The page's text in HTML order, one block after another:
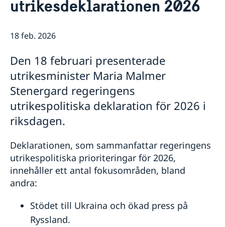
Ambassadens personal
Lediga tjänster
Så stöttar vi svenska företag
Team Sweden
Svenska företag i Italien
Anmäl handelshinder
Nyheter
Ambassadens sociala medier
Sverige i Italien
Svenska skolor och kyrkor i Italien
Nordiska föreningar
Svenska Rominstitutet
Språkskolor och universitet i Italien
Villa San Michele
Länkar
utrikesdeklarationen 2026
18 feb. 2026
Den 18 februari presenterade
utrikesminister Maria Malmer
Stenergard regeringens
utrikespolitiska deklaration för 2026 i
riksdagen.
Deklarationen, som sammanfattar regeringens
utrikespolitiska prioriteringar för 2026,
innehåller ett antal fokusområden, bland
andra:
Stödet till Ukraina och ökad press på
Ryssland.